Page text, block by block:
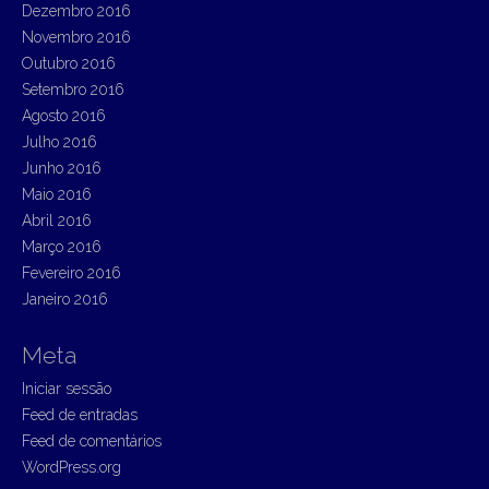
Dezembro 2016
Novembro 2016
Outubro 2016
Setembro 2016
Agosto 2016
Julho 2016
Junho 2016
Maio 2016
Abril 2016
Março 2016
Fevereiro 2016
Janeiro 2016
Meta
Iniciar sessão
Feed de entradas
Feed de comentários
WordPress.org